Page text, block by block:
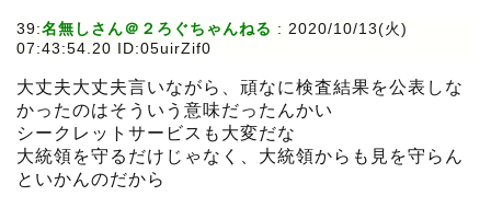
39:名無しさん＠２ろぐちゃんねる : 2020/10/13(火)
07:43:54.20 ID:05uirZif0
大丈夫大丈夫言いながら、頑なに検査結果を公表しな
かったのはそういう意味だったんかい
シークレットサービスも大変だな
大統領を守るだけじゃなく、大統領からも見を守らん
といかんのだから